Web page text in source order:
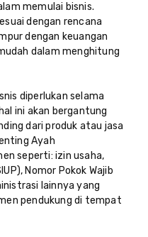
memulai bisnis.
dengan rencana
dengan keuangan
dalam menghitung
diperlukan selama
ini akan bergantung
dari produk atau jasa
Ayah
seperti: izin usaha,
Nomor Pokok Wajib
lainnya yang
pendukung di tempat